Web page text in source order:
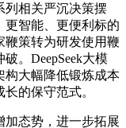
列相关严沉决策摆
更智能、更便利标的
鞭策转为研发使用鞭
。DeepSeek大模
构大幅降低锻炼成本
的保守范式。
态势，进一步拓展